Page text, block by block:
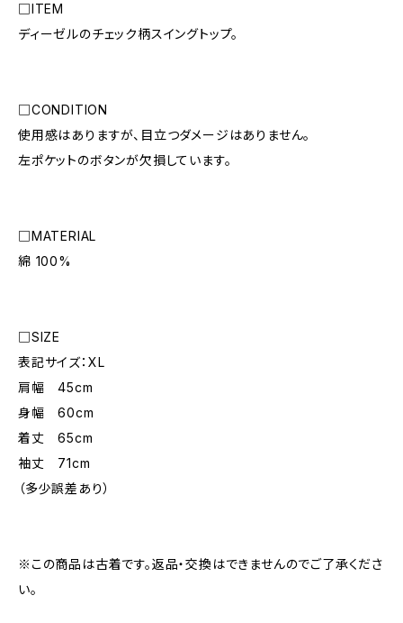
□ITEM
ディーゼルのチェック柄スイングトップ。
□CONDITION
使用感はありますが、目立つダメージはありません。
左ポケットのボタンが欠損しています。
□MATERIAL
綿 100%
□SIZE
表記サイズ：XL
肩幅 45cm
身幅 60cm
着丈 65cm
袖丈 71cm
（多少誤差あり）
※この商品は古着です。返品・交換はできませんのでご了承くださ
い。